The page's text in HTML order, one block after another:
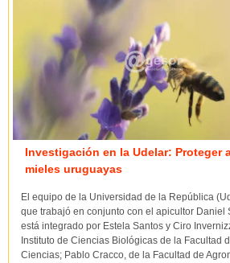
Investigación en la Udelar: Proteger
mieles uruguayas
El equipo de la Universidad de la República
que trabajó en conjunto con el apicultor Daniel
está integrado por Estela Santos y Ciro
Instituto de Ciencias Biológicas de la Facultad
Ciencias; Pablo Cracco, de la Facultad de